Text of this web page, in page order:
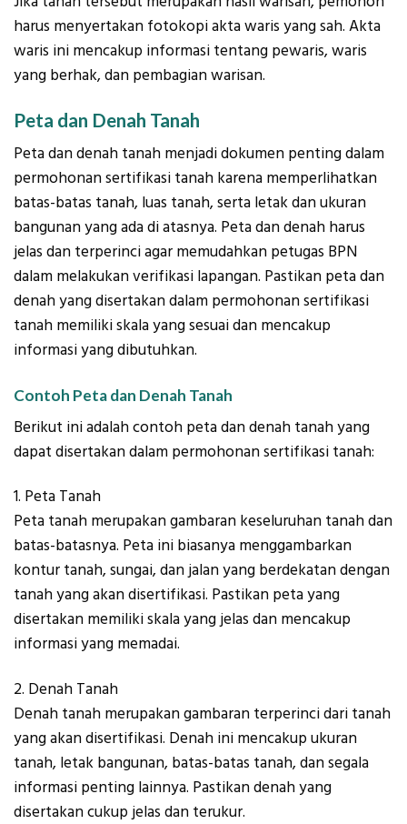
harus menyertakan fotokopi akta waris yang sah. Akta
waris ini mencakup informasi tentang pewaris, waris
yang berhak, dan pembagian warisan.
Peta dan Denah Tanah
Peta dan denah tanah menjadi dokumen penting dalam
permohonan sertifikasi tanah karena memperlihatkan
batas-batas tanah, luas tanah, serta letak dan ukuran
bangunan yang ada di atasnya. Peta dan denah harus
jelas dan terperinci agar memudahkan petugas BPN
dalam melakukan verifikasi lapangan. Pastikan peta dan
denah yang disertakan dalam permohonan sertifikasi
tanah memiliki skala yang sesuai dan mencakup
informasi yang dibutuhkan.
Contoh Peta dan Denah Tanah
Berikut ini adalah contoh peta dan denah tanah yang
dapat disertakan dalam permohonan sertifikasi tanah:
1. Peta Tanah
Peta tanah merupakan gambaran keseluruhan tanah dan
batas-batasnya. Peta ini biasanya menggambarkan
kontur tanah, sungai, dan jalan yang berdekatan dengan
tanah yang akan disertifikasi. Pastikan peta yang
disertakan memiliki skala yang jelas dan mencakup
informasi yang memadai.
2. Denah Tanah
Denah tanah merupakan gambaran terperinci dari tanah
yang akan disertifikasi. Denah ini mencakup ukuran
tanah, letak bangunan, batas-batas tanah, dan segala
informasi penting lainnya. Pastikan denah yang
disertakan cukup jelas dan terukur.